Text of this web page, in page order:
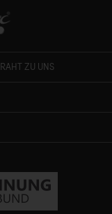
ZU UNS